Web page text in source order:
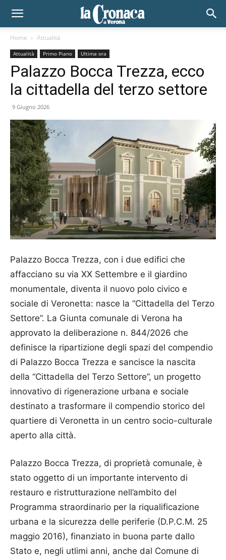
Home Attualità
Attualità Primo Piano Ultima ora
Palazzo Bocca Trezza, ecco
la cittadella del terzo settore
9 Giugno 2026
Palazzo Bocca Trezza, con i due edifici che
affacciano su via XX Settembre e il giardino
monumentale, diventa il nuovo polo civico e
sociale di Veronetta: nasce la “Cittadella del Terzo
Settore”. La Giunta comunale di Verona ha
approvato la deliberazione n. 844/2026 che
definisce la ripartizione degli spazi del compendio
di Palazzo Bocca Trezza e sancisce la nascita
della “Cittadella del Terzo Settore”, un progetto
innovativo di rigenerazione urbana e sociale
destinato a trasformare il compendio storico del
quartiere di Veronetta in un centro socio-culturale
aperto alla città.
Palazzo Bocca Trezza, di proprietà comunale, è
stato oggetto di un importante intervento di
restauro e ristrutturazione nell’ambito del
Programma straordinario per la riqualificazione
urbana e la sicurezza delle periferie (D.P.C.M. 25
maggio 2016), finanziato in buona parte dallo
Stato e, negli utlimi anni, anche dal Comune di